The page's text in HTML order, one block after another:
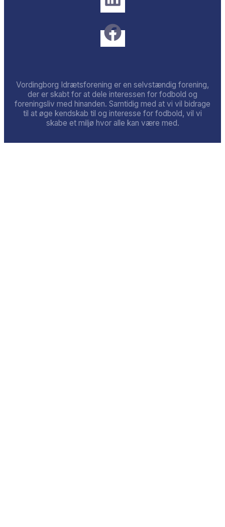
Vordingborg Idrætsforening er en selvstændig forening,
der er skabt for at dele interessen for fodbold og
foreningsliv med hinanden. Samtidig med at vi vil bidrage
til at øge kendskab til og interesse for fodbold, vil vi
skabe et miljø hvor alle kan være med.